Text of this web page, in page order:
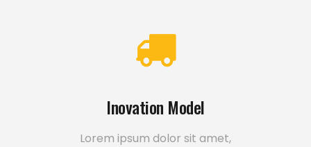
Inovation Model
Lorem ipsum dolor sit amet,